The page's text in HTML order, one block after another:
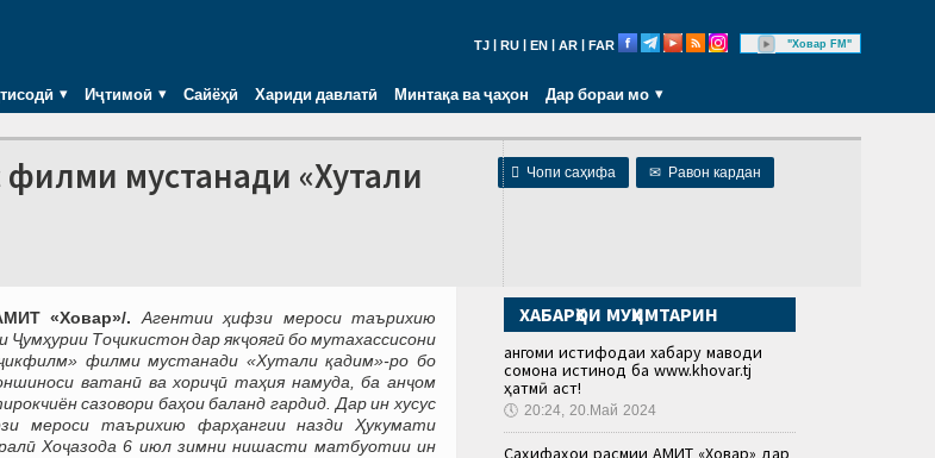
TJ RU EN AR FAR "Ховар FM"
Иҷтимоӣ Сайёҳӣ Хариди давлатӣ Минтақа ва ҷаҳон Дар бораи мо
 Чопи саҳифа ✉ Равон кардан
мустанади «Хутали
«Ховар»/.
Агентии ҳифзи мероси таърихию
Тоҷикистон дар якҷоягӣ бо мутахассисони
филми мустанади «Хутали қадим»-ро бо
ватанӣ ва хориҷӣ таҳия намуда, ба анҷом
сазовори баҳои баланд гардид. Дар ин хусус
мероси таърихию фарҳангии назди Ҳукумати
Хоҷазода 6 июл зимни нишасти матбуотии ин
ХАБАРҲОИ МУҲИМТАРИН
Ҳангоми истифодаи хабару маводи
сомона истинод ба www.khovar.tj
ҳатмӣ аст!
🕔 20:24, 20.Май 2024
Саҳифаҳои расмии АМИТ «Ховар» дар